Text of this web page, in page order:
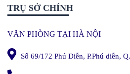
TRỤ SỞ CHÍNH
VĂN PHÒNG TẠI HÀ NỘI
Số 69/172 Phú Diễn, P.Phú diễn,